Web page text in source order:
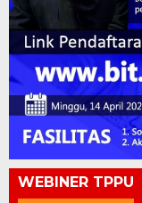
WEBINER TPPU